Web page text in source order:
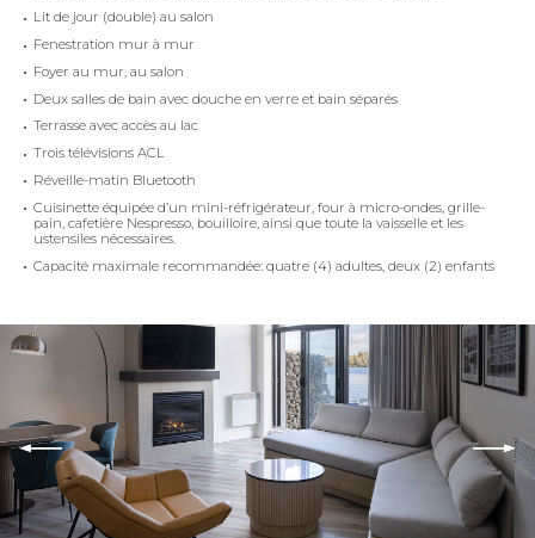
Lit de jour (double) au salon
Fenestration mur à mur
Foyer au mur, au salon
Deux salles de bain avec douche en verre et bain séparés
Terrasse avec accès au lac
Trois télévisions ACL
Réveille-matin Bluetooth
Cuisinette équipée d’un mini-réfrigérateur, four à micro-ondes, grille-
pain, cafetière Nespresso, bouilloire, ainsi que toute la vaisselle et les
ustensiles nécessaires.
Capacité maximale recommandée: quatre (4) adultes, deux (2) enfants